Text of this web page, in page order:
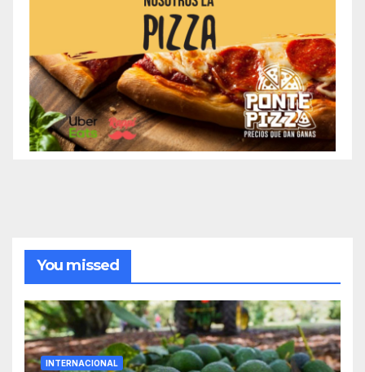
You missed
INTERNACIONAL